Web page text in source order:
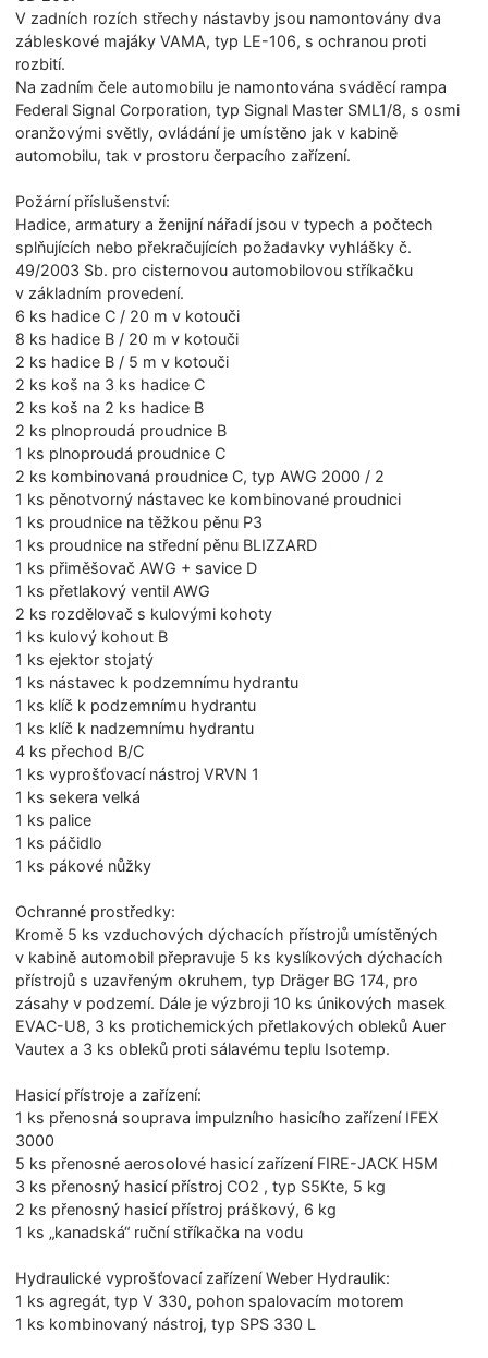
V zadních rozích střechy nástavby jsou namontovány dva
zábleskové majáky VAMA, typ LE-106, s ochranou proti
rozbití.
Na zadním čele automobilu je namontována sváděcí rampa
Federal Signal Corporation, typ Signal Master SML1/8, s osmi
oranžovými světly, ovládání je umístěno jak v kabině
automobilu, tak v prostoru čerpacího zařízení.
Požární příslušenství:
Hadice, armatury a ženijní nářadí jsou v typech a počtech
splňujících nebo překračujících požadavky vyhlášky č.
49/2003 Sb. pro cisternovou automobilovou stříkačku
v základním provedení.
6 ks hadice C / 20 m v kotouči
8 ks hadice B / 20 m v kotouči
2 ks hadice B / 5 m v kotouči
2 ks koš na 3 ks hadice C
2 ks koš na 2 ks hadice B
2 ks plnoproudá proudnice B
1 ks plnoproudá proudnice C
2 ks kombinovaná proudnice C, typ AWG 2000 / 2
1 ks pěnotvorný nástavec ke kombinované proudnici
1 ks proudnice na těžkou pěnu P3
1 ks proudnice na střední pěnu BLIZZARD
1 ks přiměšovač AWG + savice D
1 ks přetlakový ventil AWG
2 ks rozdělovač s kulovými kohoty
1 ks kulový kohout B
1 ks ejektor stojatý
1 ks nástavec k podzemnímu hydrantu
1 ks klíč k podzemnímu hydrantu
1 ks klíč k nadzemnímu hydrantu
4 ks přechod B/C
1 ks vyprošťovací nástroj VRVN 1
1 ks sekera velká
1 ks palice
1 ks páčidlo
1 ks pákové nůžky
Ochranné prostředky:
Kromě 5 ks vzduchových dýchacích přístrojů umístěných
v kabině automobil přepravuje 5 ks kyslíkových dýchacích
přístrojů s uzavřeným okruhem, typ Dräger BG 174, pro
zásahy v podzemí. Dále je výzbroji 10 ks únikových masek
EVAC-U8, 3 ks protichemických přetlakových obleků Auer
Vautex a 3 ks obleků proti sálavému teplu Isotemp.
Hasicí přístroje a zařízení:
1 ks přenosná souprava impulzního hasicího zařízení IFEX
3000
5 ks přenosné aerosolové hasicí zařízení FIRE-JACK H5M
3 ks přenosný hasicí přístroj CO2 , typ S5Kte, 5 kg
2 ks přenosný hasicí přístroj práškový, 6 kg
1 ks „kanadská“ ruční stříkačka na vodu
Hydraulické vyprošťovací zařízení Weber Hydraulik:
1 ks agregát, typ V 330, pohon spalovacím motorem
1 ks kombinovaný nástroj, typ SPS 330 L